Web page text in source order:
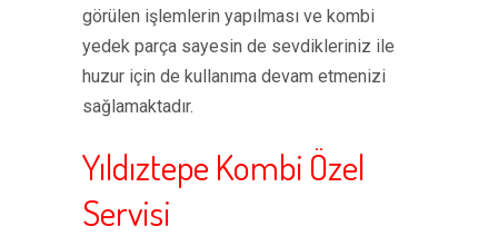
görülen işlemlerin yapılması ve kombi
yedek parça sayesin de sevdikleriniz ile
huzur için de kullanıma devam etmenizi
sağlamaktadır.
Yıldıztepe Kombi Özel
Servisi